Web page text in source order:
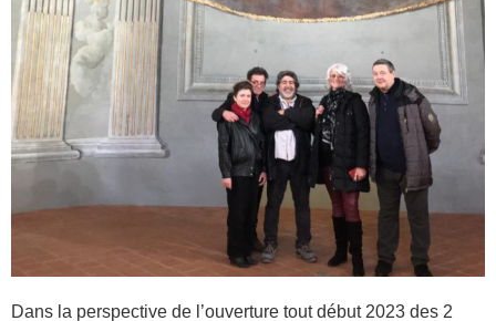
Dans la perspective de l’ouverture tout début 2023 des 2